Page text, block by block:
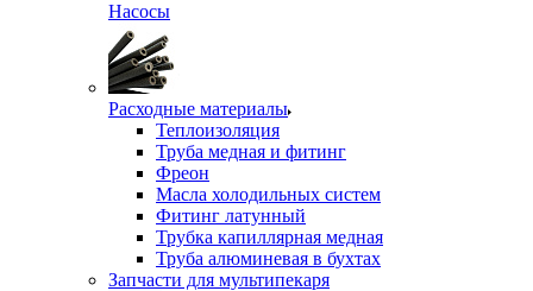
Насосы
Расходные материалы
Теплоизоляция
Труба медная и фитинг
Фреон
Масла холодильных систем
Фитинг латунный
Трубка капиллярная медная
Труба алюминевая в бухтах
Запчасти для мультипекаря